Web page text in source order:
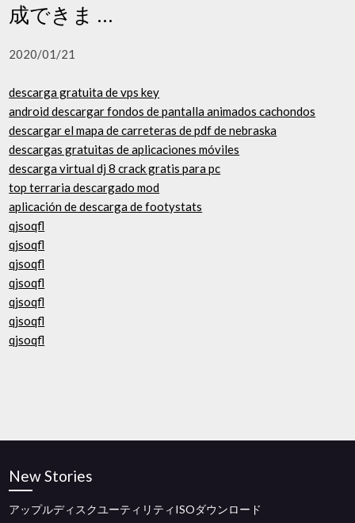
成できま …
2020/01/21
descarga gratuita de vps key
android descargar fondos de pantalla animados cachondos
descargar el mapa de carreteras de pdf de nebraska
descargas gratuitas de aplicaciones móviles
descarga virtual dj 8 crack gratis para pc
top terraria descargado mod
aplicación de descarga de footystats
qjsoqfl
qjsoqfl
qjsoqfl
qjsoqfl
qjsoqfl
qjsoqfl
qjsoqfl
New Stories
アップルディスクユーティリティISOダウンロード